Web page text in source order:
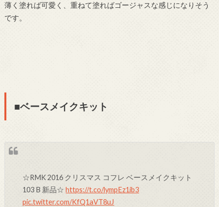
薄く塗れば可愛く、重ねて塗ればゴージャスな感じになりそう
です。
■ベースメイクキット
☆RMK 2016 クリスマス コフレ ベースメイクキット
103 B 新品☆ https://t.co/lympEz1ib3
pic.twitter.com/KfQ1aVT8uJ